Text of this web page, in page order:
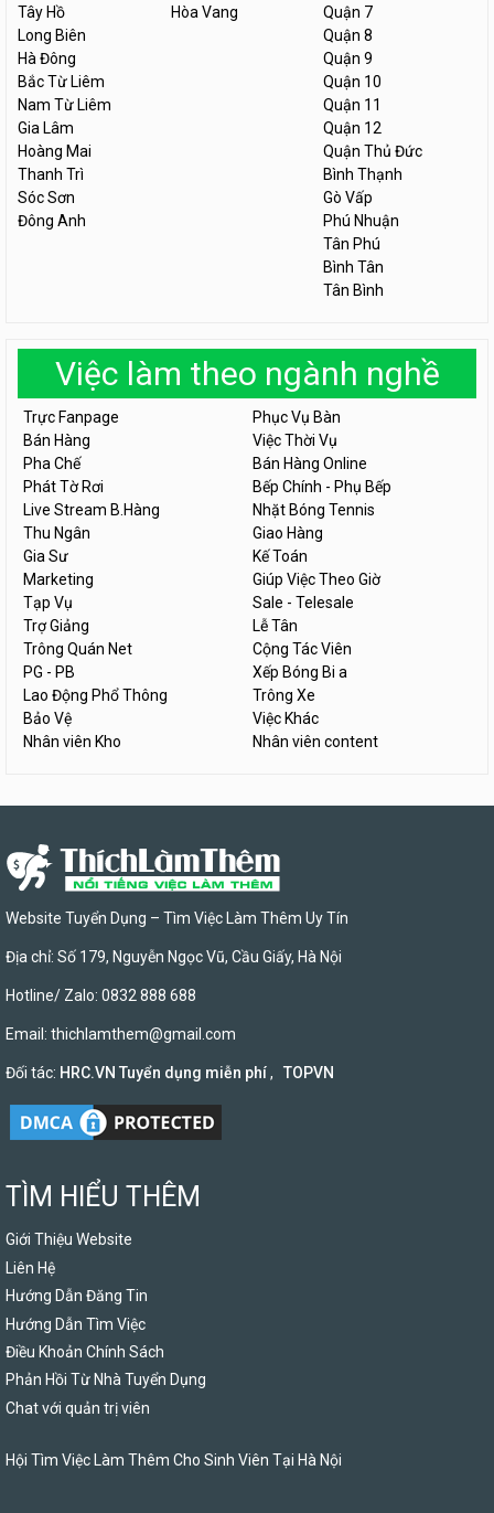
Tây Hồ
Long Biên
Hà Đông
Bắc Từ Liêm
Nam Từ Liêm
Gia Lâm
Hoàng Mai
Thanh Trì
Sóc Sơn
Đông Anh
Hòa Vang
Quận 7
Quận 8
Quận 9
Quận 10
Quận 11
Quận 12
Quận Thủ Đức
Bình Thạnh
Gò Vấp
Phú Nhuận
Tân Phú
Bình Tân
Tân Bình
Việc làm theo ngành nghề
Trực Fanpage
Phục Vụ Bàn
Bán Hàng
Việc Thời Vụ
Pha Chế
Bán Hàng Online
Phát Tờ Rơi
Bếp Chính - Phụ Bếp
Live Stream B.Hàng
Nhặt Bóng Tennis
Thu Ngân
Giao Hàng
Gia Sư
Kế Toán
Marketing
Giúp Việc Theo Giờ
Tạp Vụ
Sale - Telesale
Trợ Giảng
Lễ Tân
Trông Quán Net
Cộng Tác Viên
PG - PB
Xếp Bóng Bi a
Lao Động Phổ Thông
Trông Xe
Bảo Vệ
Việc Khác
Nhân viên Kho
Nhân viên content
Website Tuyển Dụng – Tìm Việc Làm Thêm Uy Tín
Địa chỉ: Số 179, Nguyễn Ngọc Vũ, Cầu Giấy, Hà Nội
Hotline/ Zalo: 0832 888 688
Email: thichlamthem@gmail.com
Đối tác: HRC.VN Tuyển dụng miễn phí, TOPVN
TÌM HIỂU THÊM
Giới Thiệu Website
Liên Hệ
Hướng Dẫn Đăng Tin
Hướng Dẫn Tìm Việc
Điều Khoản Chính Sách
Phản Hồi Từ Nhà Tuyển Dụng
Chat với quản trị viên
Hội Tìm Việc Làm Thêm Cho Sinh Viên Tại Hà Nội